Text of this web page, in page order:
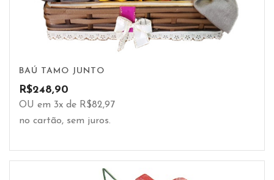
BAÚ TAMO JUNTO
R$248,90
OU em 3x de R$82,97
no cartão, sem juros.